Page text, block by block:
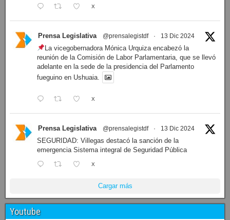
X
Prensa Legislativa @prensalegistdf · 13 Dic 2024
La vicegobernadora Mónica Urquiza encabezó la
reunión de la Comisión de Labor Parlamentaria, que se llevó
adelante en la sede de la presidencia del Parlamento
fueguino en Ushuaia.
X
Prensa Legislativa @prensalegistdf · 13 Dic 2024
SEGURIDAD: Villegas destacó la sanción de la
emergencia Sistema integral de Seguridad Pública
X
Cargar más
Youtube